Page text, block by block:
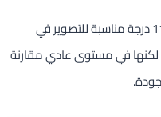
العدسة الواسعة 8 ميجابكسل بزاوية 115 درجة مناسبة للتصوير في
لكنها في مستوى عادي مقارنة